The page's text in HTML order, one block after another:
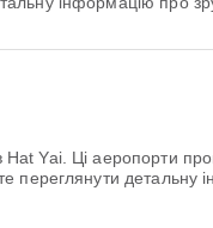
Yai. Ці аеропорти
детальну